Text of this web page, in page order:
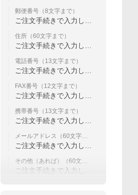
郵便番号（8文字まで）
ご注文手続きで入力して
住所（60文字まで）
ご注文手続きで入力して
電話番号（13文字まで）
ご注文手続きで入力して
FAX番号（12文字まで）
ご注文手続きで入力して
携帯番号（13文字まで）
ご注文手続きで入力して
メールアドレス（60文字ま
で）
ご注文手続きで入力して
その他（あれば）（60文字
まで）
ご注文手続きで入力して